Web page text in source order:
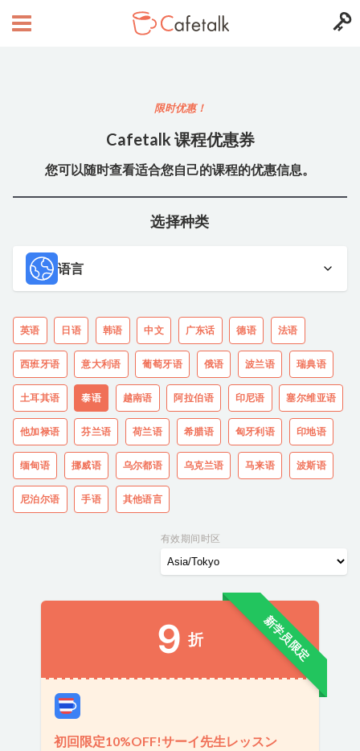
限时优惠！
Cafetalk 课程优惠券
您可以随时查看适合您自己的课程的优惠信息。
选择种类
语言
英语 日语 韩语 中文 广东话 德语 法语
西班牙语 意大利语 葡萄牙语 俄语 波兰语 瑞典语
土耳其语 泰语 越南语 阿拉伯语 印尼语 塞尔维亚语
他加禄语 芬兰语 荷兰语 希腊语 匈牙利语 印地语
缅甸语 挪威语 乌尔都语 乌克兰语 马来语 波斯语
尼泊尔语 手语 其他语言
有效期间时区
新学员限定
9 折
初回限定10%OFF!サーイ先生レッスン